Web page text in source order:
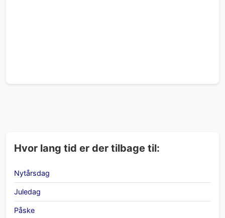
Hvor lang tid er der tilbage til:
Nytårsdag
Juledag
Påske